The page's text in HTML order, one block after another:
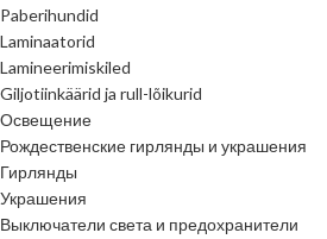
Paberihundid
Laminaatorid
Lamineerimiskiled
Giljotiinkäärid ja rull-lõikurid
Освещение
Рождественские гирлянды и украшения
Гирлянды
Украшения
Выключатели света и предохранители